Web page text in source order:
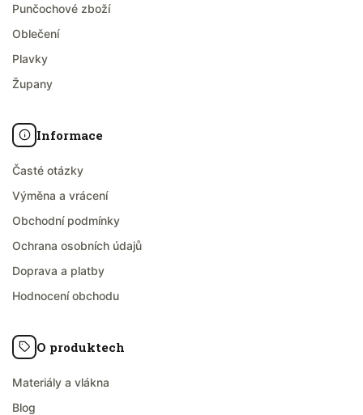
Punčochové zboží
Oblečení
Plavky
Župany
Informace
Časté otázky
Výměna a vrácení
Obchodní podmínky
Ochrana osobních údajů
Doprava a platby
Hodnocení obchodu
O produktech
Materiály a vlákna
Blog